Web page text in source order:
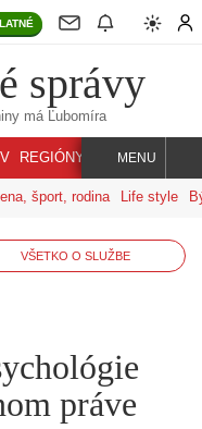
správy
má Ľubomíra
REGIÓNY INDEX SVET
MENU
šport, rodina Life style
VŠETKO O SLUŽBE
práve